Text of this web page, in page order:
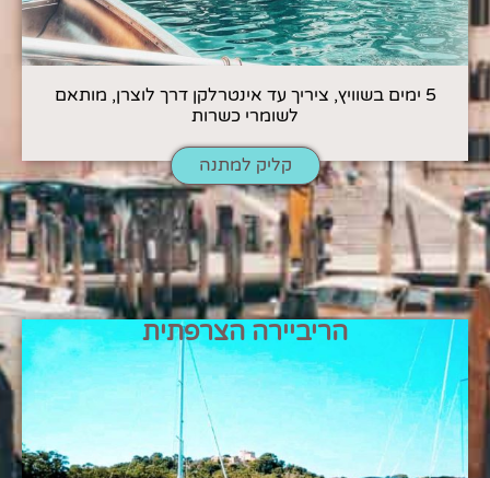
5 ימים בשוויץ, ציריך עד אינטרלקן דרך לוצרן, מותאם
לשומרי כשרות
קליק למתנה
הריביירה הצרפתית